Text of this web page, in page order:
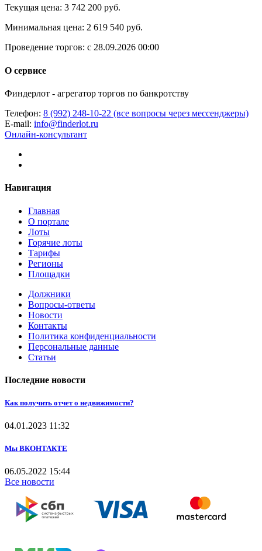
Текущая цена: 3 742 200 руб.
Минимальная цена: 2 619 540 руб.
Проведение торгов: с 28.09.2026 00:00
О сервисе
Финдерлот - агрегатор торгов по банкротству
Телефон: 8 (992) 248-10-22 (все вопросы через мессенджеры)
E-mail: info@finderlot.ru
Онлайн-консультант
Навигация
Главная
О портале
Лоты
Горячие лоты
Тарифы
Регионы
Площадки
Должники
Вопросы-ответы
Новости
Контакты
Политика конфиденциальности
Персональные данные
Статьи
Последние новости
Как получить отчет о недвижимости?
04.01.2023 11:32
Мы ВКОНТАКТЕ
06.05.2022 15:44
Все новости